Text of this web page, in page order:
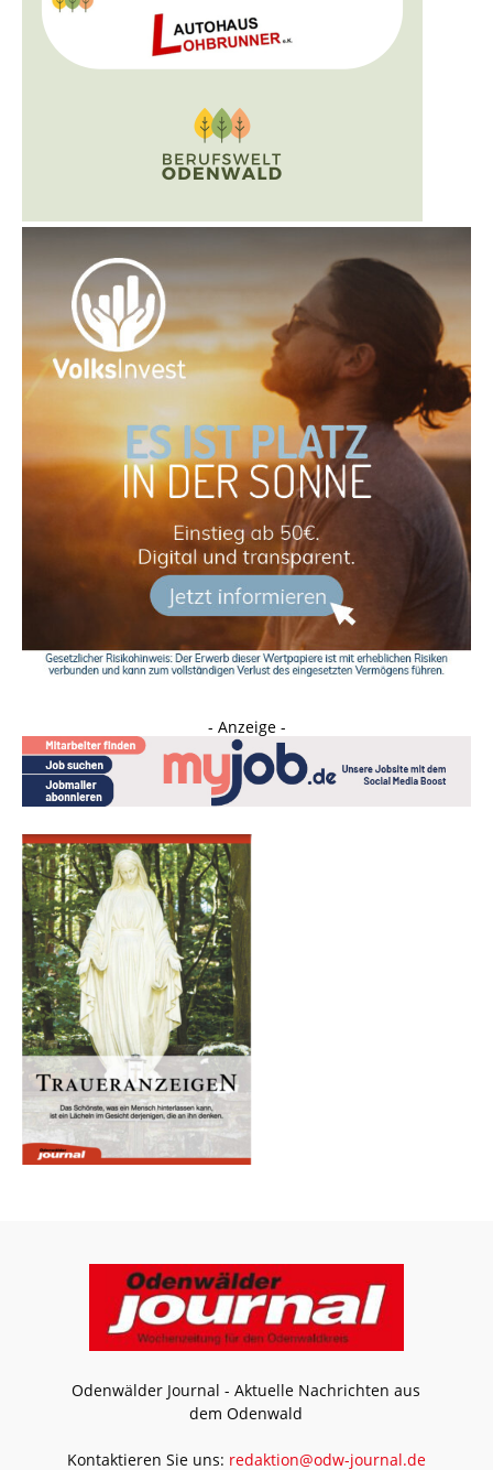
- Anzeige -
Odenwälder Journal - Aktuelle Nachrichten aus
dem Odenwald
Kontaktieren Sie uns: redaktion@odw-journal.de